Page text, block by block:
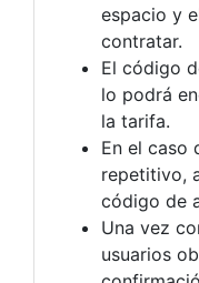
espacio y
contratar.
El código
lo podrá
la tarifa.
En el caso
repetitivo,
código de
Una vez
usuarios